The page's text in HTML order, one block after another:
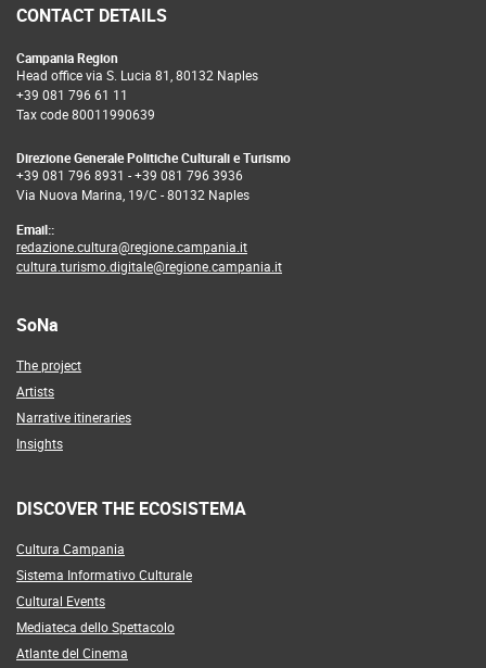
CONTACT DETAILS
Campania Region
Head office via S. Lucia 81, 80132 Naples
+39 081 796 61 11
Tax code 80011990639
Direzione Generale Politiche Culturali e Turismo
+39 081 796 8931 -+39 081 796 3936
Via Nuova Marina, 19/C - 80132 Naples
Email::
redazione.cultura@regione.campania.it
cultura.turismo.digitale@regione.campania.it
SoNa
The project
Artists
Narrative itineraries
Insights
DISCOVER THE ECOSISTEMA
Cultura Campania
Sistema Informativo Culturale
Cultural Events
Mediateca dello Spettacolo
Atlante del Cinema